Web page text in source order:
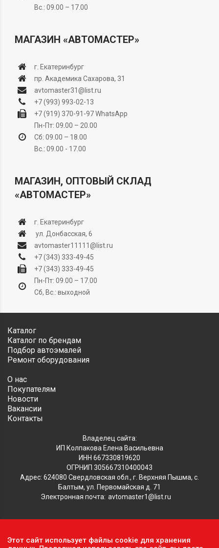
Вс.: 09.00 – 17.00
МАГАЗИН «АВТОМАСТЕР»
г. Екатеринбург
пр. Академика Сахарова, 31
avtomaster31@list.ru
+7 (993) 993-02-13
+7 (919) 370-91-97WhatsApp
Пн-Пт: 09.00 – 20.00
Сб: 09.00 – 18.00
Вс.: 09.00 - 17.00
МАГАЗИН, ОПТОВЫЙ СКЛАД
«АВТОМАСТЕР»
г. Екатеринбург
ул. Донбасская, 6
avtomaster11111@list.ru
+7 (343) 333-49-45
+7 (343) 333-49-45
Пн-Пт: 09.00 – 17.00
Сб, Вс.: выходной
Каталог
Каталог по брендам
Подбор автоэмалей
Ремонт оборудования
О нас
Покупателям
Новости
Вакансии
Контакты
Владелец сайта:
ИП Колпакова Елена Васильевна
ИНН 667330819620
ОГРНИП 305667310400043
Адрес: 624080 Свердловская обл., г. Верхняя Пышма, с.
Балтым, ул. Первомайская д. 71
Электронная почта: avtomaster1@list.ru
Обратите внимание, что данный сайт носит исключительно
Этот сайт использует файлы cookie для хранения